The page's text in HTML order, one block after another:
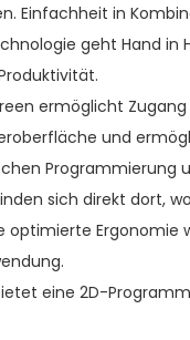
Einfachheit in
geht Hand in
ermöglicht
und
Programmierung
sich direkt dort,
optimierte Ergonomie
eine 2D-